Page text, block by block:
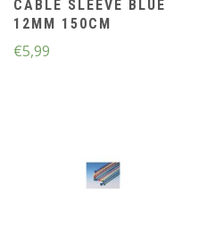
CABLE SLEEVE BLUE
12MM 150CM
€5,99